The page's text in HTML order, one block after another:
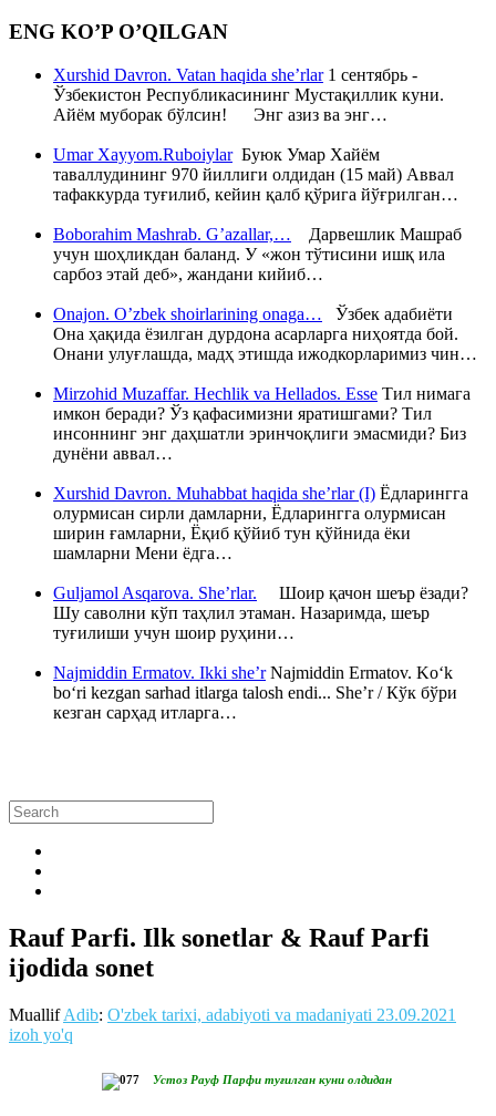
ENG KO’P O’QILGAN
Xurshid Davron. Vatan haqida she’rlar1 сентябрь -
Ўзбекистон Республикасининг Мустақиллик куни.
Айём муборак бўлсин! Энг азиз ва энг…
Umar Xayyom.RuboiylarБуюк Умар Хайём
таваллудининг 970 йиллиги олдидан (15 май) Аввал
тафаккурда туғилиб, кейин қалб қўрига йўғрилган…
Boborahim Mashrab. G’azallar,… Дарвешлик Машраб
учун шоҳликдан баланд. У «жон тўтисини ишқ ила
сарбоз этай деб», жандани кийиб…
Onajon. O’zbek shoirlarining onaga… Ўзбек адабиёти
Она ҳақида ёзилган дурдона асарларга ниҳоятда бой.
Онани улуғлашда, мадҳ этишда ижодкорларимиз чин…
Mirzohid Muzaffar. Hechlik va Hellados. Esse Тил нимага
имкон беради? Ўз қафасимизни яратишгами? Тил
инсоннинг энг даҳшатли эринчоқлиги эмасмиди? Биз
дунёни аввал…
Xurshid Davron. Muhabbat haqida she’rlar (I) Ёдларингга
олурмисан сирли дамларни, Ёдларингга олурмисан
ширин ғамларни, Ёқиб қўйиб тун қўйнида ёки
шамларни Мени ёдга…
Guljamol Asqarova. She’rlar. Шоир қачон шеър ёзади?
Шу саволни кўп таҳлил этаман. Назаримда, шеър
туғилиши учун шоир руҳини…
Najmiddin Ermatov. Ikki she’rNajmiddin Ermatov. Ko‘k
bo‘ri kezgan sarhad itlarga talosh endi... She’r / Кўк бўри
кезган сарҳад итларга…
Rauf Parfi. Ilk sonetlar & Rauf Parfi
ijodida sonet
MuallifAdib: O'zbek tarixi, adabiyoti va madaniyati 23.09.2021
izoh yo'q
Устоз Рауф Парфи туғилган куни олдидан